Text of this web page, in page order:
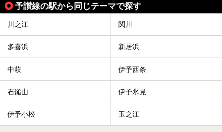
予讃線の駅から同じテーマで探す
川之江 関川
多喜浜 新居浜
中萩 伊予西条
石鎚山 伊予氷見
伊予小松 玉之江